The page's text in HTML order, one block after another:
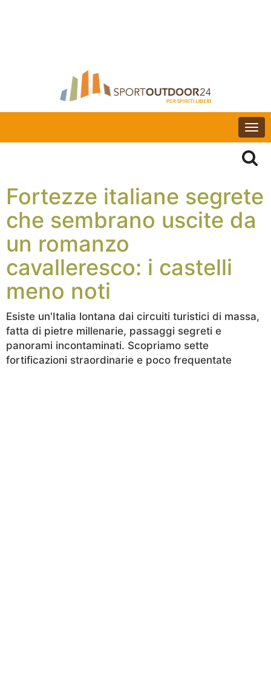
Fortezze italiane segrete
che sembrano uscite da
un romanzo
cavalleresco: i castelli
meno noti
Esiste un'Italia lontana dai circuiti turistici di massa,
fatta di pietre millenarie, passaggi segreti e
panorami incontaminati. Scopriamo sette
fortificazioni straordinarie e poco frequentate